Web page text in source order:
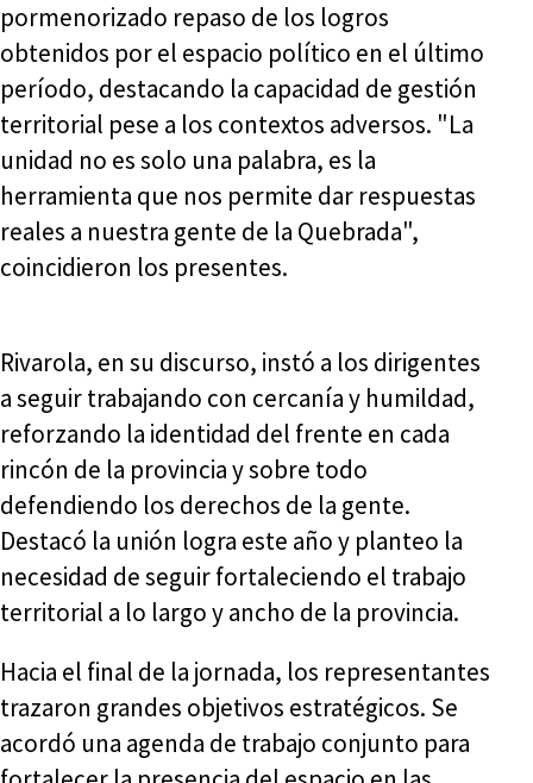
pormenorizado repaso de los logros
obtenidos por el espacio político en el último
período, destacando la capacidad de gestión
territorial pese a los contextos adversos. "La
unidad no es solo una palabra, es la
herramienta que nos permite dar respuestas
reales a nuestra gente de la Quebrada",
coincidieron los presentes.
Rivarola, en su discurso, instó a los dirigentes
a seguir trabajando con cercanía y humildad,
reforzando la identidad del frente en cada
rincón de la provincia y sobre todo
defendiendo los derechos de la gente.
Destacó la unión logra este año y planteo la
necesidad de seguir fortaleciendo el trabajo
territorial a lo largo y ancho de la provincia.
Hacia el final de la jornada, los representantes
trazaron grandes objetivos estratégicos. Se
acordó una agenda de trabajo conjunto para